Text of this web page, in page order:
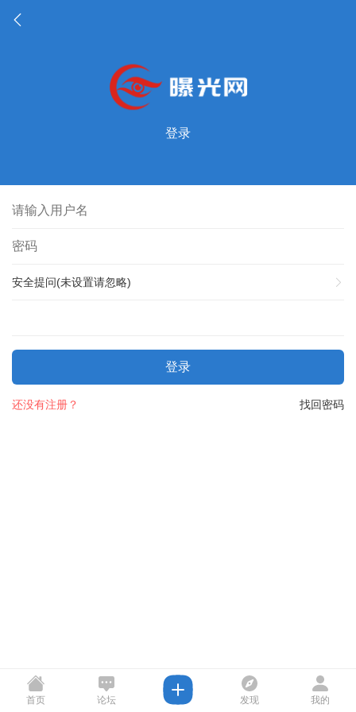
登录
安全提问(未设置请忽略)
登录
找回密码
还没有注册？
首页 论坛 发现 我的